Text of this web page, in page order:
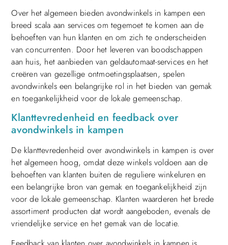
Over het algemeen bieden avondwinkels in kampen een
breed scala aan services om tegemoet te komen aan de
behoeften van hun klanten en om zich te onderscheiden
van concurrenten. Door het leveren van boodschappen
aan huis, het aanbieden van geldautomaat-services en het
creëren van gezellige ontmoetingsplaatsen, spelen
avondwinkels een belangrijke rol in het bieden van gemak
en toegankelijkheid voor de lokale gemeenschap.
Klanttevredenheid en feedback over
avondwinkels in kampen
De klanttevredenheid over avondwinkels in kampen is over
het algemeen hoog, omdat deze winkels voldoen aan de
behoeften van klanten buiten de reguliere winkeluren en
een belangrijke bron van gemak en toegankelijkheid zijn
voor de lokale gemeenschap. Klanten waarderen het brede
assortiment producten dat wordt aangeboden, evenals de
vriendelijke service en het gemak van de locatie.